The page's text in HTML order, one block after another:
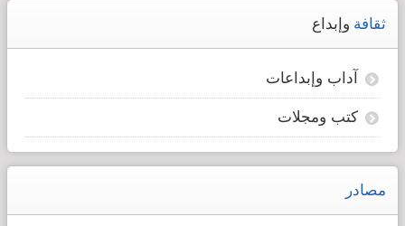
ثقافة وإبداع
آداب وإبداعات
كتب ومجلات
مصادر